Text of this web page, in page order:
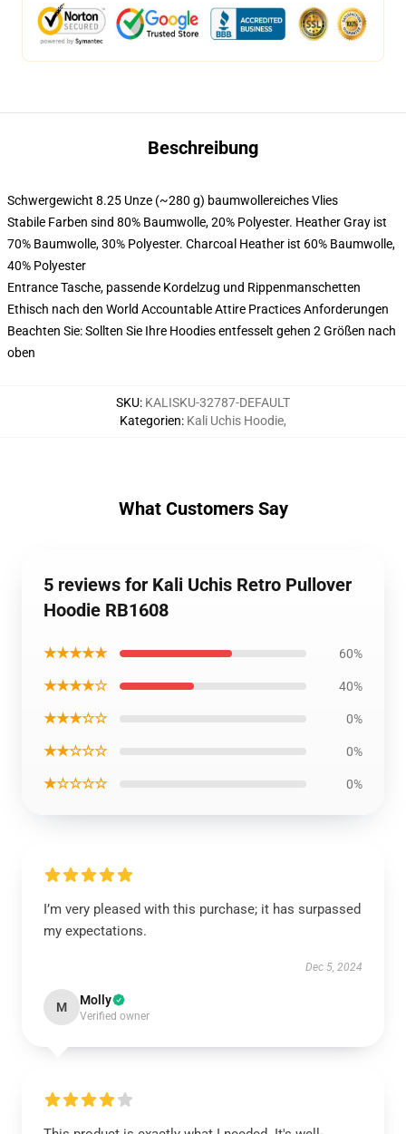
Beschreibung
Schwergewicht 8.25 Unze (~280 g) baumwollereiches Vlies
Stabile Farben sind 80% Baumwolle, 20% Polyester. Heather Gray ist
70% Baumwolle, 30% Polyester. Charcoal Heather ist 60% Baumwolle,
40% Polyester
Entrance Tasche, passende Kordelzug und Rippenmanschetten
Ethisch nach den World Accountable Attire Practices Anforderungen
Beachten Sie: Sollten Sie Ihre Hoodies entfesselt gehen 2 Größen nach
oben
SKU: KALISKU-32787-DEFAULT
Kategorien: Kali Uchis Hoodie,
What Customers Say
5 reviews for Kali Uchis Retro Pullover
Hoodie RB1608
★★★★★ 60%
★★★★☆ 40%
★★★☆☆ 0%
★★☆☆☆ 0%
★☆☆☆☆ 0%
I’m very pleased with this purchase; it has surpassed
my expectations.
Dec 5, 2024
M Molly
Verified owner